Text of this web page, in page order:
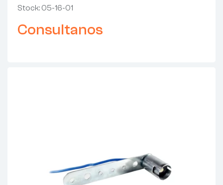
Stock: 05-16-01
Consultanos